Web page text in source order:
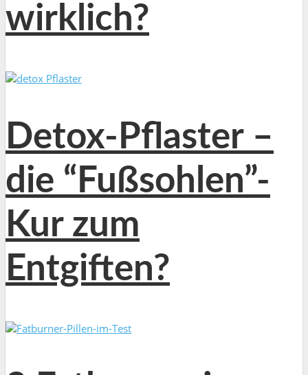
wirklich?
Detox-Pflaster –
die “Fußsohlen”-
Kur zum
Entgiften?